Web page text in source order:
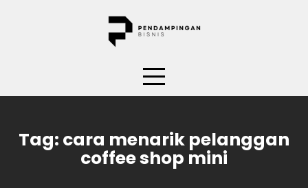
Tag: cara menarik pelanggan
coffee shop mini